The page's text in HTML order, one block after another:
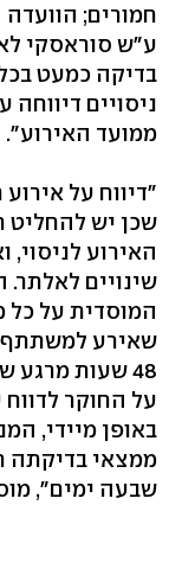
חמורים;
ע"ש סוראסקי
בדיקה כמעט
ניסויים
ממועד האירוע".
"דיווח על
שכן יש להחליט
האירוע
שינויים לאלתר.
המוסדית על כל
שאירע למשתתף
48 שעות
על החוקר
באופן מיידי,
ממצאי בדיקתה
שבעה ימים",